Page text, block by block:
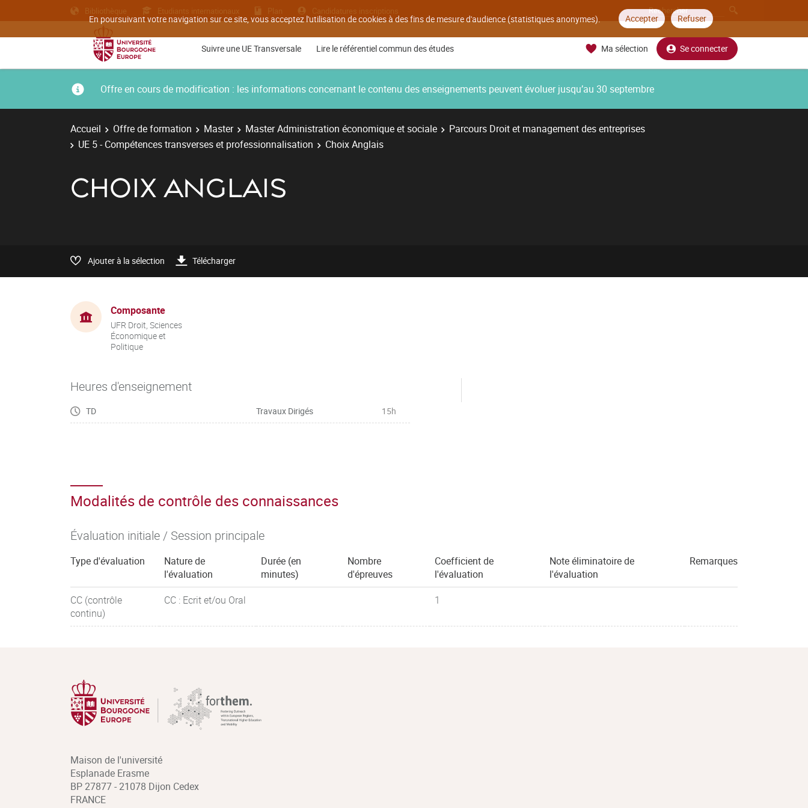
En poursuivant votre navigation sur ce site, vous acceptez l'utilisation de cookies à des fins de mesure d'audience (statistiques anonymes). Accepter Refuser
Bibliothèque Etudiants internationaux Plan Candidatures inscriptions
Suivre une UE Transversale Lire le référentiel commun des études Ma sélection Se connecter
Offre en cours de modification : les informations concernant le contenu des enseignements peuvent évoluer jusqu’au 30 septembre
Accueil Offre de formation Master Master Administration économique et sociale
Parcours Droit et management des entreprises
UE 5 - Compétences transverses et professionnalisation
Choix Anglais
CHOIX ANGLAIS
Ajouter à la sélection Télécharger
Composante
UFR Droit, Sciences
Économique et
Politique
Heures d'enseignement
TD Travaux Dirigés 15h
Modalités de contrôle des connaissances
Évaluation initiale / Session principale
Type d'évaluation
Nature de
l'évaluation
Durée (en
minutes)
Nombre
d'épreuves
Coefficient de
l'évaluation
Note éliminatoire de
l'évaluation
Remarques
CC (contrôle
continu)
CC : Ecrit et/ou Oral 1
Maison de l'université
Esplanade Erasme
BP 27877 - 21078 Dijon Cedex
FRANCE